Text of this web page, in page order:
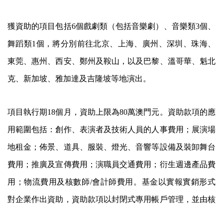
獲資助的項目包括6個戲劇類（包括音樂劇）、音樂類3個、
舞蹈類1個，將分別前往北京、上海、廣州、深圳、珠海、
東莞、惠州、西安、鄭州及鞍山，以及巴黎、溫哥華、魁北
克、新加坡、雅加達及吉隆坡等地演出。
項目執行期18個月，資助上限為80萬澳門元。資助款項的應
用範圍包括：創作、表演者及技術人員的人事費用；展演場
地租金；佈景、道具、服裝、燈光、音響等設備及裝卸舞台
費用；推廣及宣傳費用；演職員交通費用；衍生週邊產品費
用；物流費用及核數師/會計師費用。基金以實報實銷形式
對企業作出資助，資助款項以封閉式專用帳戶管理，並由核